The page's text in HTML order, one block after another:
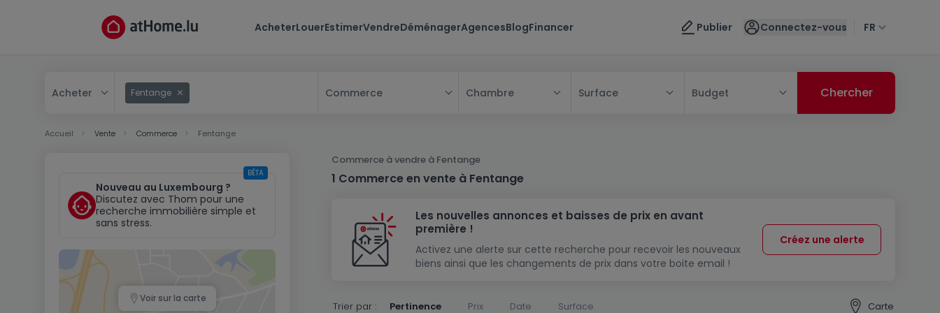
AcheterLouerEstimerVendreDéménagerAgencesBlogFinancer Publier Connectez-vous FR
Acheter Fentange Commerce
Maison
Maison mitoyenne
Maison jumelée
Appartement
Chambre
Studio
Résidence
Lotissement
Maison à construire
Modèle de maison
Immeuble de rapport
Chambre Surface Budget
Accueil Vente Commerce Fentange
Commerce à vendre à Fentange
1 Commerce en vente à Fentange
Les nouvelles annonces et baisses de prix en avant
première !
Activez une alerte sur cette recherche pour recevoir les nouveaux
biens ainsi que les changements de prix dans votre boite email !
Créez une alerte
Trier par : Pertinence Prix Date Surface Carte
Nouveau au Luxembourg ?
Discutez avec Thom pour une
recherche immobilière simple et
sans stress.
BÊTA
Voir sur la carte